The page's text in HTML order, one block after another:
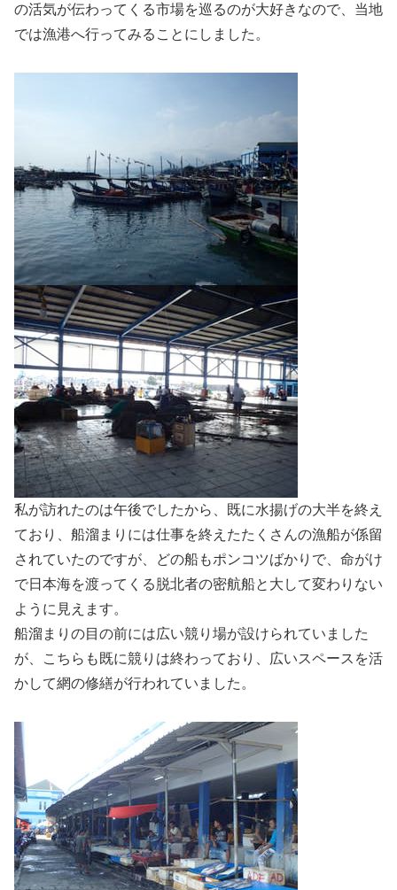
の活気が伝わってくる市場を巡るのが大好きなので、当地
では漁港へ行ってみることにしました。
私が訪れたのは午後でしたから、既に水揚げの大半を終え
ており、船溜まりには仕事を終えたたくさんの漁船が係留
されていたのですが、どの船もポンコツばかりで、命がけ
で日本海を渡ってくる脱北者の密航船と大して変わりない
ように見えます。
船溜まりの目の前には広い競り場が設けられていました
が、こちらも既に競りは終わっており、広いスペースを活
かして網の修繕が行われていました。